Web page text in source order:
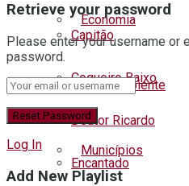
Economia
Meio ambiente
Municípios
Capitão
Coqueiro Baixo
Doutor Ricardo
Encantado
Retrieve your password
Please enter your username or
password.
Log In
Add New Playlist